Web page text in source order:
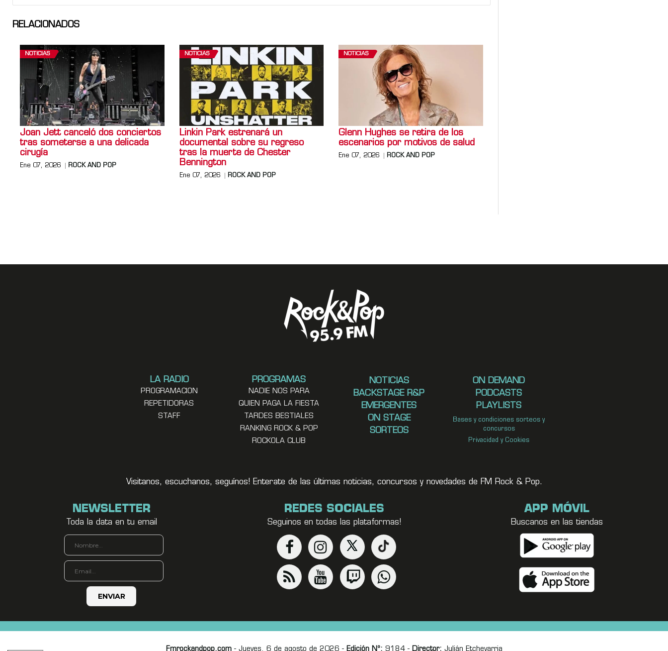
RELACIONADOS
NOTICIAS
Joan Jett canceló dos conciertos
tras someterse a una delicada
cirugía
Ene 07, 2026 ROCK AND POP
NOTICIAS
Linkin Park estrenará un
documental sobre su regreso
tras la muerte de Chester
Bennington
Ene 07, 2026 ROCK AND POP
NOTICIAS
Glenn Hughes se retira de los
escenarios por motivos de salud
Ene 07, 2026 ROCK AND POP
LA RADIO
PROGRAMACION
REPETIDORAS
STAFF
PROGRAMAS
NADIE NOS PARA
QUIEN PAGA LA FIESTA
TARDES BESTIALES
RANKING ROCK & POP
ROCKOLA CLUB
NOTICIAS
BACKSTAGE R&P
EMERGENTES
ON STAGE
SORTEOS
ON DEMAND
PODCASTS
PLAYLISTS
Bases y condiciones sorteos y
concursos
Privacidad y Cookies
Visitanos, escuchanos, seguínos! Enterate de las últimas noticias, concursos y novedades de FM Rock & Pop.
NEWSLETTER
Toda la data en tu email
REDES SOCIALES
Seguinos en todas las plataformas!
APP MÓVIL
Buscanos en las tiendas
Fmrockandpop.com- Jueves, 6 de agosto de 2026 - Edición Nº: 9184 - Director: Julián Etchevarria